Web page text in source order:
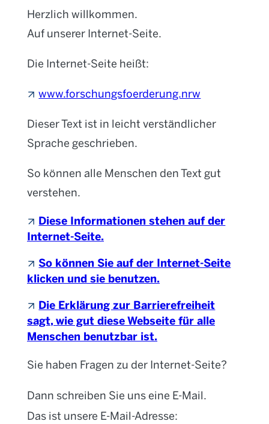
Herzlich willkommen.
Auf unserer Internet-Seite.
Die Internet-Seite heißt:
www.forschungsfoerderung.nrw
Dieser Text ist in leicht verständlicher
Sprache geschrieben.
So können alle Menschen den Text gut
verstehen.
Diese Informationen stehen auf der
Internet-Seite.
So können Sie auf der Internet-Seite
klicken und sie benutzen.
Die Erklärung zur Barrierefreiheit
sagt, wie gut diese Webseite für alle
Menschen benutzbar ist.
Sie haben Fragen zu der Internet-Seite?
Dann schreiben Sie uns eine E-Mail.
Das ist unsere E-Mail-Adresse: